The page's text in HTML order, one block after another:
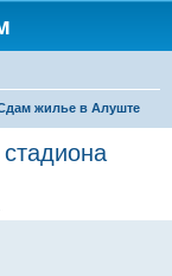
жилье в Алуште